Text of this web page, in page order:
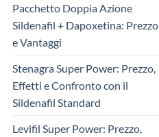
Pacchetto Doppia Azione
Sildenafil + Dapoxetina: Prezzo
e Vantaggi
Stenagra Super Power: Prezzo,
Effetti e Confronto con il
Sildenafil Standard
Levifil Super Power: Prezzo,